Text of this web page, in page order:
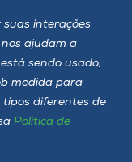
suas interações
nos ajudam a
sendo usado,
medida para
tipos diferentes de
Política de